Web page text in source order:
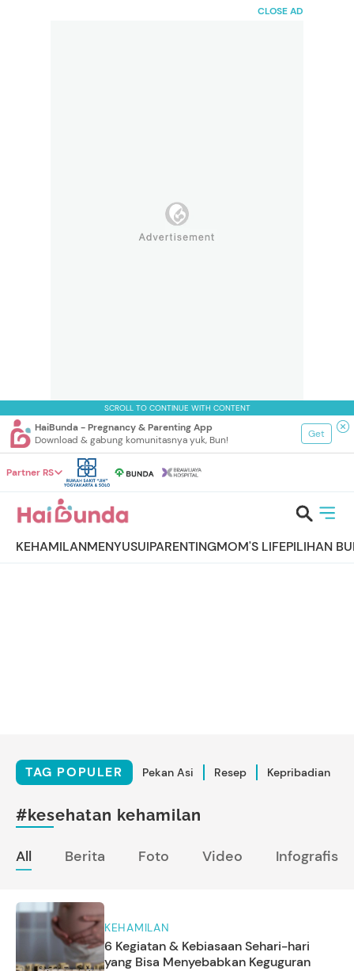
CLOSE AD
SCROLL TO CONTINUE WITH CONTENT
HaiBunda - Pregnancy & Parenting App
Download & gabung komunitasnya yuk, Bun!
Get
Partner RS
KEHAMILANMENYUSUIPARENTINGMOM'S LIFEPILIHAN
TAG POPULER Pekan Asi Resep Kepribadian
#kesehatan kehamilan
All Berita Foto Video Infografis
KEHAMILAN
6 Kegiatan & Kebiasaan Sehari-hari
yang Bisa Menyebabkan Keguguran